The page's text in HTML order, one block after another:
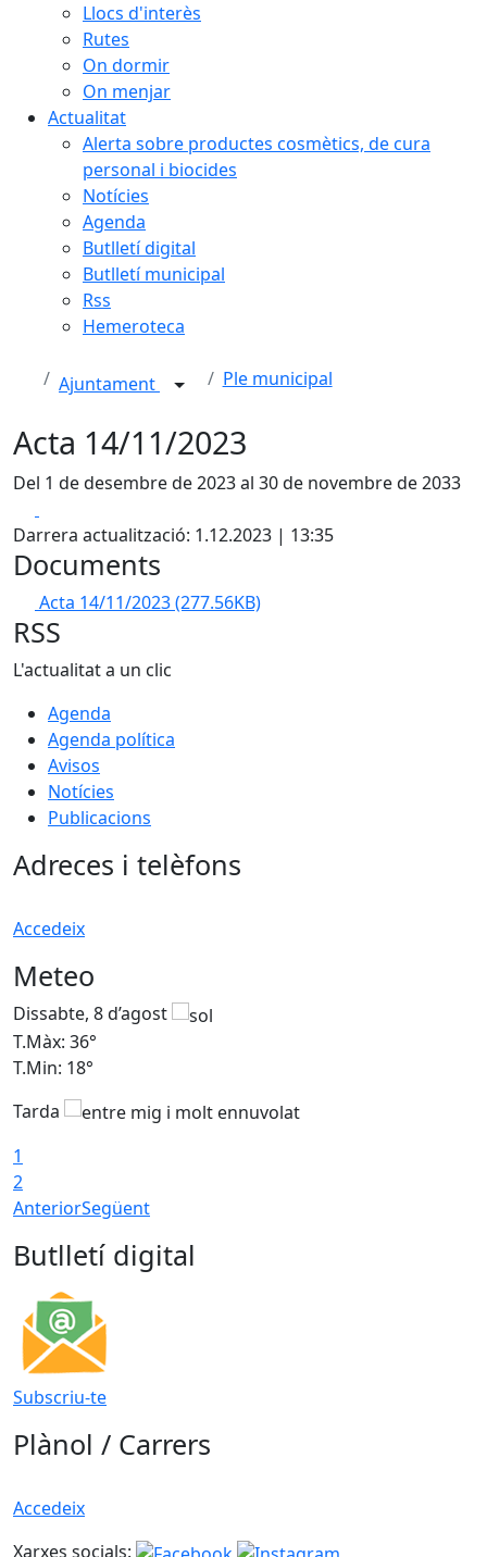
Llocs d'interès
Rutes
On dormir
On menjar
Actualitat
Alerta sobre productes cosmètics, de cura
personal i biocides
Notícies
Agenda
Butlletí digital
Butlletí municipal
Rss
Hemeroteca
Ajuntament Ple municipal
Acta 14/11/2023
Del 1 de desembre de 2023 al 30 de novembre de 2033
Darrera actualització: 1.12.2023 | 13:35
Documents
Acta 14/11/2023(277.56KB)
RSS
L'actualitat a un clic
Agenda
Agenda política
Avisos
Notícies
Publicacions
Adreces i telèfons
Accedeix
Meteo
Dissabte, 8 d’agost
T.Màx: 36°
T.Min: 18°
Tarda
1
2
AnteriorSegüent
Butlletí digital
Subscriu-te
Plànol / Carrers
Accedeix
Xarxes socials: